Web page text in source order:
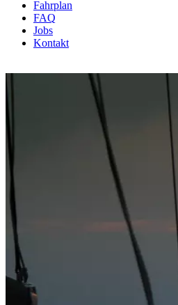
Fahrplan
FAQ
Jobs
Kontakt